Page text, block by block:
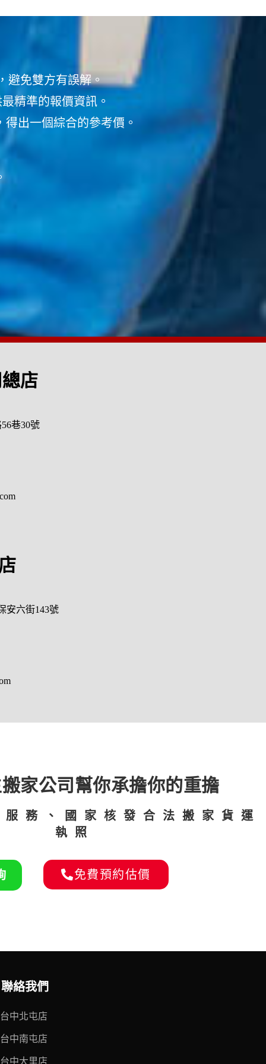
避免雙方有誤解。
精準的報價資訊。
出一個綜合的參考價。
店
巷30號
安六街143號
家公司幫你承擔你的重擔
務、國家核發合法搬家貨運
執照
免費預約估價
聯絡我們
台中北屯店
台中南屯店
台中大里店